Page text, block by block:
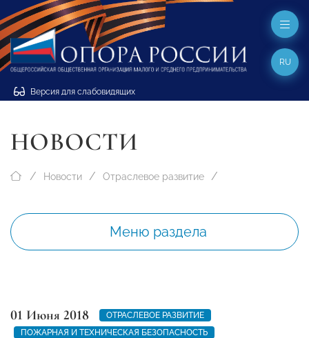
Версия для слабовидящих
RU
НОВОСТИ
Новости Отраслевое развитие
Меню раздела
01 Июня 2018
ОТРАСЛЕВОЕ РАЗВИТИЕ
ПОЖАРНАЯ И ТЕХНИЧЕСКАЯ БЕЗОПАСНОСТЬ